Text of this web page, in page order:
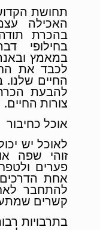
תחושת
האכילה
בהכרת
בחילופי
במאמץ
לכבד את
החיים שלנו.
להבעת
צורות החיים.
אוכל כחיבור
לאוכל יש
זוהי שפה
פערים
אחת הדרכים
להתחבר
קשרים
בתרבויות